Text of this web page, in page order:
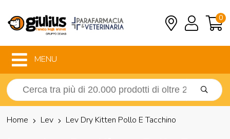
0
MENU
Home Lev Lev Dry Kitten Pollo E Tacchino